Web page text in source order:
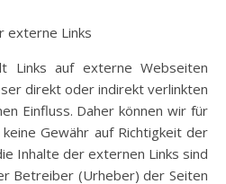
externe Links
Links auf externe Webseiten
direkt oder indirekt verlinkten
Einfluss. Daher können wir für
keine Gewähr auf Richtigkeit der
Inhalte der externen Links sind
Betreiber (Urheber) der Seiten